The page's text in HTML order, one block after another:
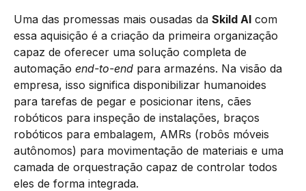
Uma das promessas mais ousadas da Skild AI com
essa aquisição é a criação da primeira organização
capaz de oferecer uma solução completa de
automação end-to-end para armazéns. Na visão da
empresa, isso significa disponibilizar humanoides
para tarefas de pegar e posicionar itens, cães
robóticos para inspeção de instalações, braços
robóticos para embalagem, AMRs (robôs móveis
autônomos) para movimentação de materiais e uma
camada de orquestração capaz de controlar todos
eles de forma integrada.